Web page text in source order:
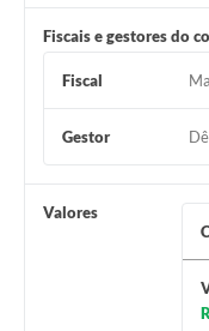
Fiscais e gestores do
Fiscal
Gestor
Valores